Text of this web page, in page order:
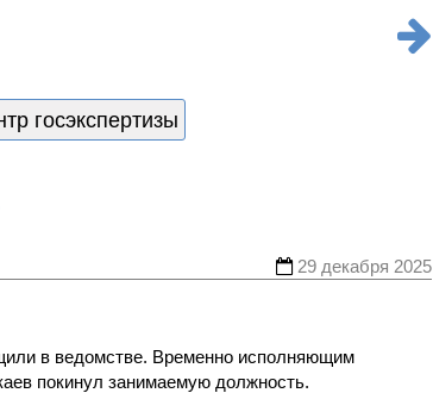
госэкспертизы
29 декабря 2025
в ведомстве. Временно исполняющим
покинул занимаемую должность.